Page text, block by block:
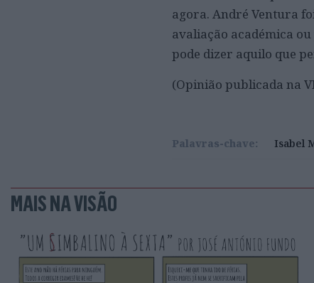
agora. André Ventura
avaliação académica
pode dizer aquilo que
(Opinião publicada na
Palavras-chave: Isabel
MAIS NA VISÃO